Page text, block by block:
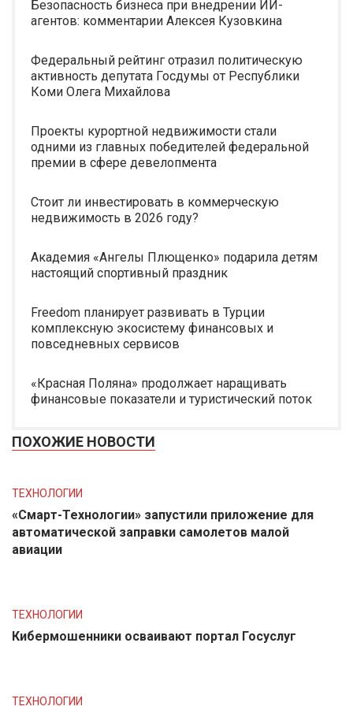
Безопасность бизнеса при внедрении ИИ-
агентов: комментарии Алексея Кузовкина
Федеральный рейтинг отразил политическую
активность депутата Госдумы от Республики
Коми Олега Михайлова
Проекты курортной недвижимости стали
одними из главных победителей федеральной
премии в сфере девелопмента
Стоит ли инвестировать в коммерческую
недвижимость в 2026 году?
Академия «Ангелы Плющенко» подарила детям
настоящий спортивный праздник
Freedom планирует развивать в Турции
комплексную экосистему финансовых и
повседневных сервисов
«Красная Поляна» продолжает наращивать
финансовые показатели и туристический поток
ПОХОЖИЕ НОВОСТИ
ТЕХНОЛОГИИ
«Смарт-Технологии» запустили приложение для
автоматической заправки самолетов малой
авиации
ТЕХНОЛОГИИ
Кибермошенники осваивают портал Госуслуг
ТЕХНОЛОГИИ